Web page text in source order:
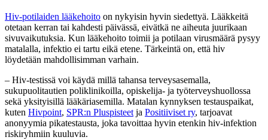
Hiv-potilaiden lääkehoito on nykyisin hyvin siedettyä. Lääkkeitä
otetaan kerran tai kahdesti päivässä, eivätkä ne aiheuta juurikaan
sivuvaikutuksia. Kun lääkehoito toimii ja potilaan virusmäärä pysyy
matalalla, infektio ei tartu eikä etene. Tärkeintä on, että hiv
löydetään mahdollisimman varhain.
– Hiv-testissä voi käydä millä tahansa terveysasemalla,
sukupuolitautien poliklinikoilla, opiskelija- ja työterveyshuollossa
sekä yksityisillä lääkäriasemilla. Matalan kynnyksen testauspaikat,
kuten Hivpoint, SPR:n Pluspisteet ja Positiiviset ry, tarjoavat
anonyymia pikatestausta, joka tavoittaa hyvin etenkin hiv-infektion
riskiryhmiin kuuluvia.